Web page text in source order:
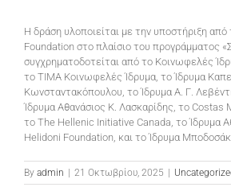
Η δράση υλοποιείται με την υποστήριξη
Foundation στο πλαίσιο του προγράμματος
συγχρηματοδοτείται από το Κοινωφελές
το ΤΙΜΑ Κοινωφελές Ίδρυμα, το Ίδρυμα
Κωνσταντακόπουλου, το Ίδρυμα Α. Γ.
Ίδρυμα Αθανάσιος Κ. Λασκαρίδης, το Costas
το The Hellenic Initiative Canada, το Ίδρυμα
Helidoni Foundation, και το Ίδρυμα
By admin 21 Οκτωβρίου, 2025